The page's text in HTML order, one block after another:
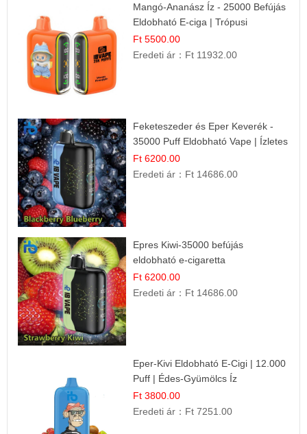
Mangó-Ananász Íz - 25000 Befújás
Eldobható E-ciga | Trópusi
Gyümölcs Élmény!
Ft 5500.00
Eredeti ár： Ft 11932.00
Feketeszeder és Eper Keverék -
35000 Puff Eldobható Vape | Ízletes
Gyümölcsökombináció!
Ft 6200.00
Eredeti ár： Ft 14686.00
Epres Kiwi-35000 befújás
eldobható e-cigaretta
Ft 6200.00
Eredeti ár： Ft 14686.00
Eper-Kivi Eldobható E-Cigi | 12.000
Puff | Édes-Gyümölcs Íz
Ft 3800.00
Eredeti ár： Ft 7251.00